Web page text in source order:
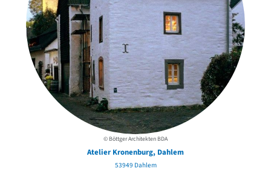
© Böttger Architekten BDA
Atelier Kronenburg, Dahlem
53949 Dahlem